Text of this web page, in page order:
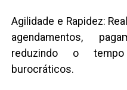
Agilidade e Rapidez:
agendamentos,
reduzindo o
burocráticos.